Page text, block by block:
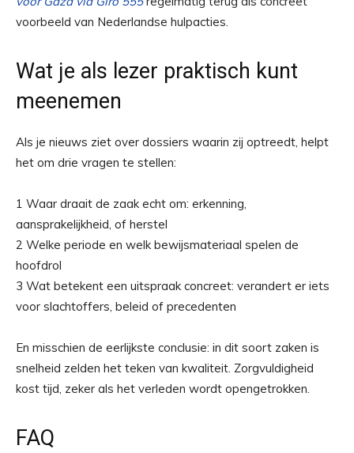
voorbeeld van Nederlandse hulpacties.
Wat je als lezer praktisch kunt
meenemen
Als je nieuws ziet over dossiers waarin zij optreedt, helpt
het om drie vragen te stellen:
1 Waar draait de zaak echt om: erkenning,
aansprakelijkheid, of herstel
2 Welke periode en welk bewijsmateriaal spelen de
hoofdrol
3 Wat betekent een uitspraak concreet: verandert er iets
voor slachtoffers, beleid of precedenten
En misschien de eerlijkste conclusie: in dit soort zaken is
snelheid zelden het teken van kwaliteit. Zorgvuldigheid
kost tijd, zeker als het verleden wordt opengetrokken.
FAQ